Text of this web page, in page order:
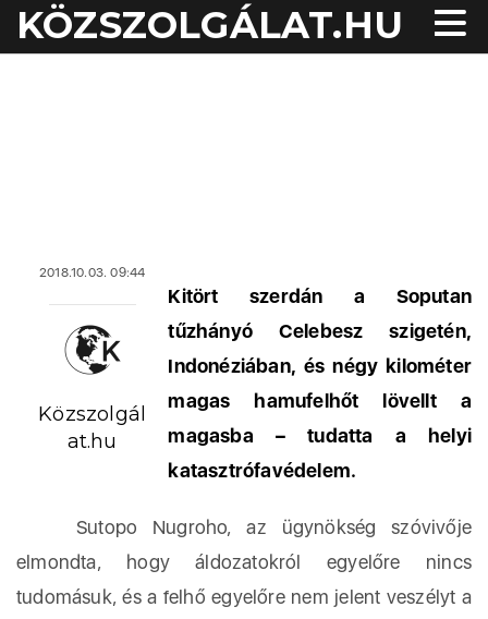
KÖZSZOLGÁLAT.HU
2018.10.03. 09:44
Közszolgál
at.hu
Kitört szerdán a Soputan
tűzhányó Celebesz szigetén,
Indonéziában, és négy kilométer
magas hamufelhőt lövellt a
magasba – tudatta a helyi
katasztrófavédelem.
Sutopo Nugroho, az ügynökség szóvivője
elmondta, hogy áldozatokról egyelőre nincs
tudomásuk, és a felhő egyelőre nem jelent veszélyt a